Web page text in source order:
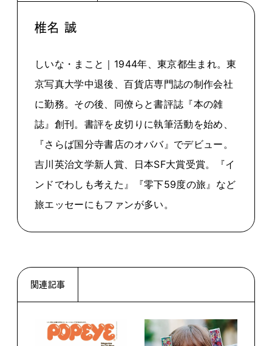
椎名 誠
しいな・まこと｜1944年、東京都生まれ。東
京写真大学中退後、百貨店専門誌の制作会社
に勤務。その後、同僚らと書評誌『本の雑
誌』創刊。書評を皮切りに執筆活動を始め、
『さらば国分寺書店のオババ』でデビュー。
吉川英治文学新人賞、日本SF大賞受賞。『イ
ンドでわしも考えた』『零下59度の旅』など
旅エッセーにもファンが多い。
関連記事